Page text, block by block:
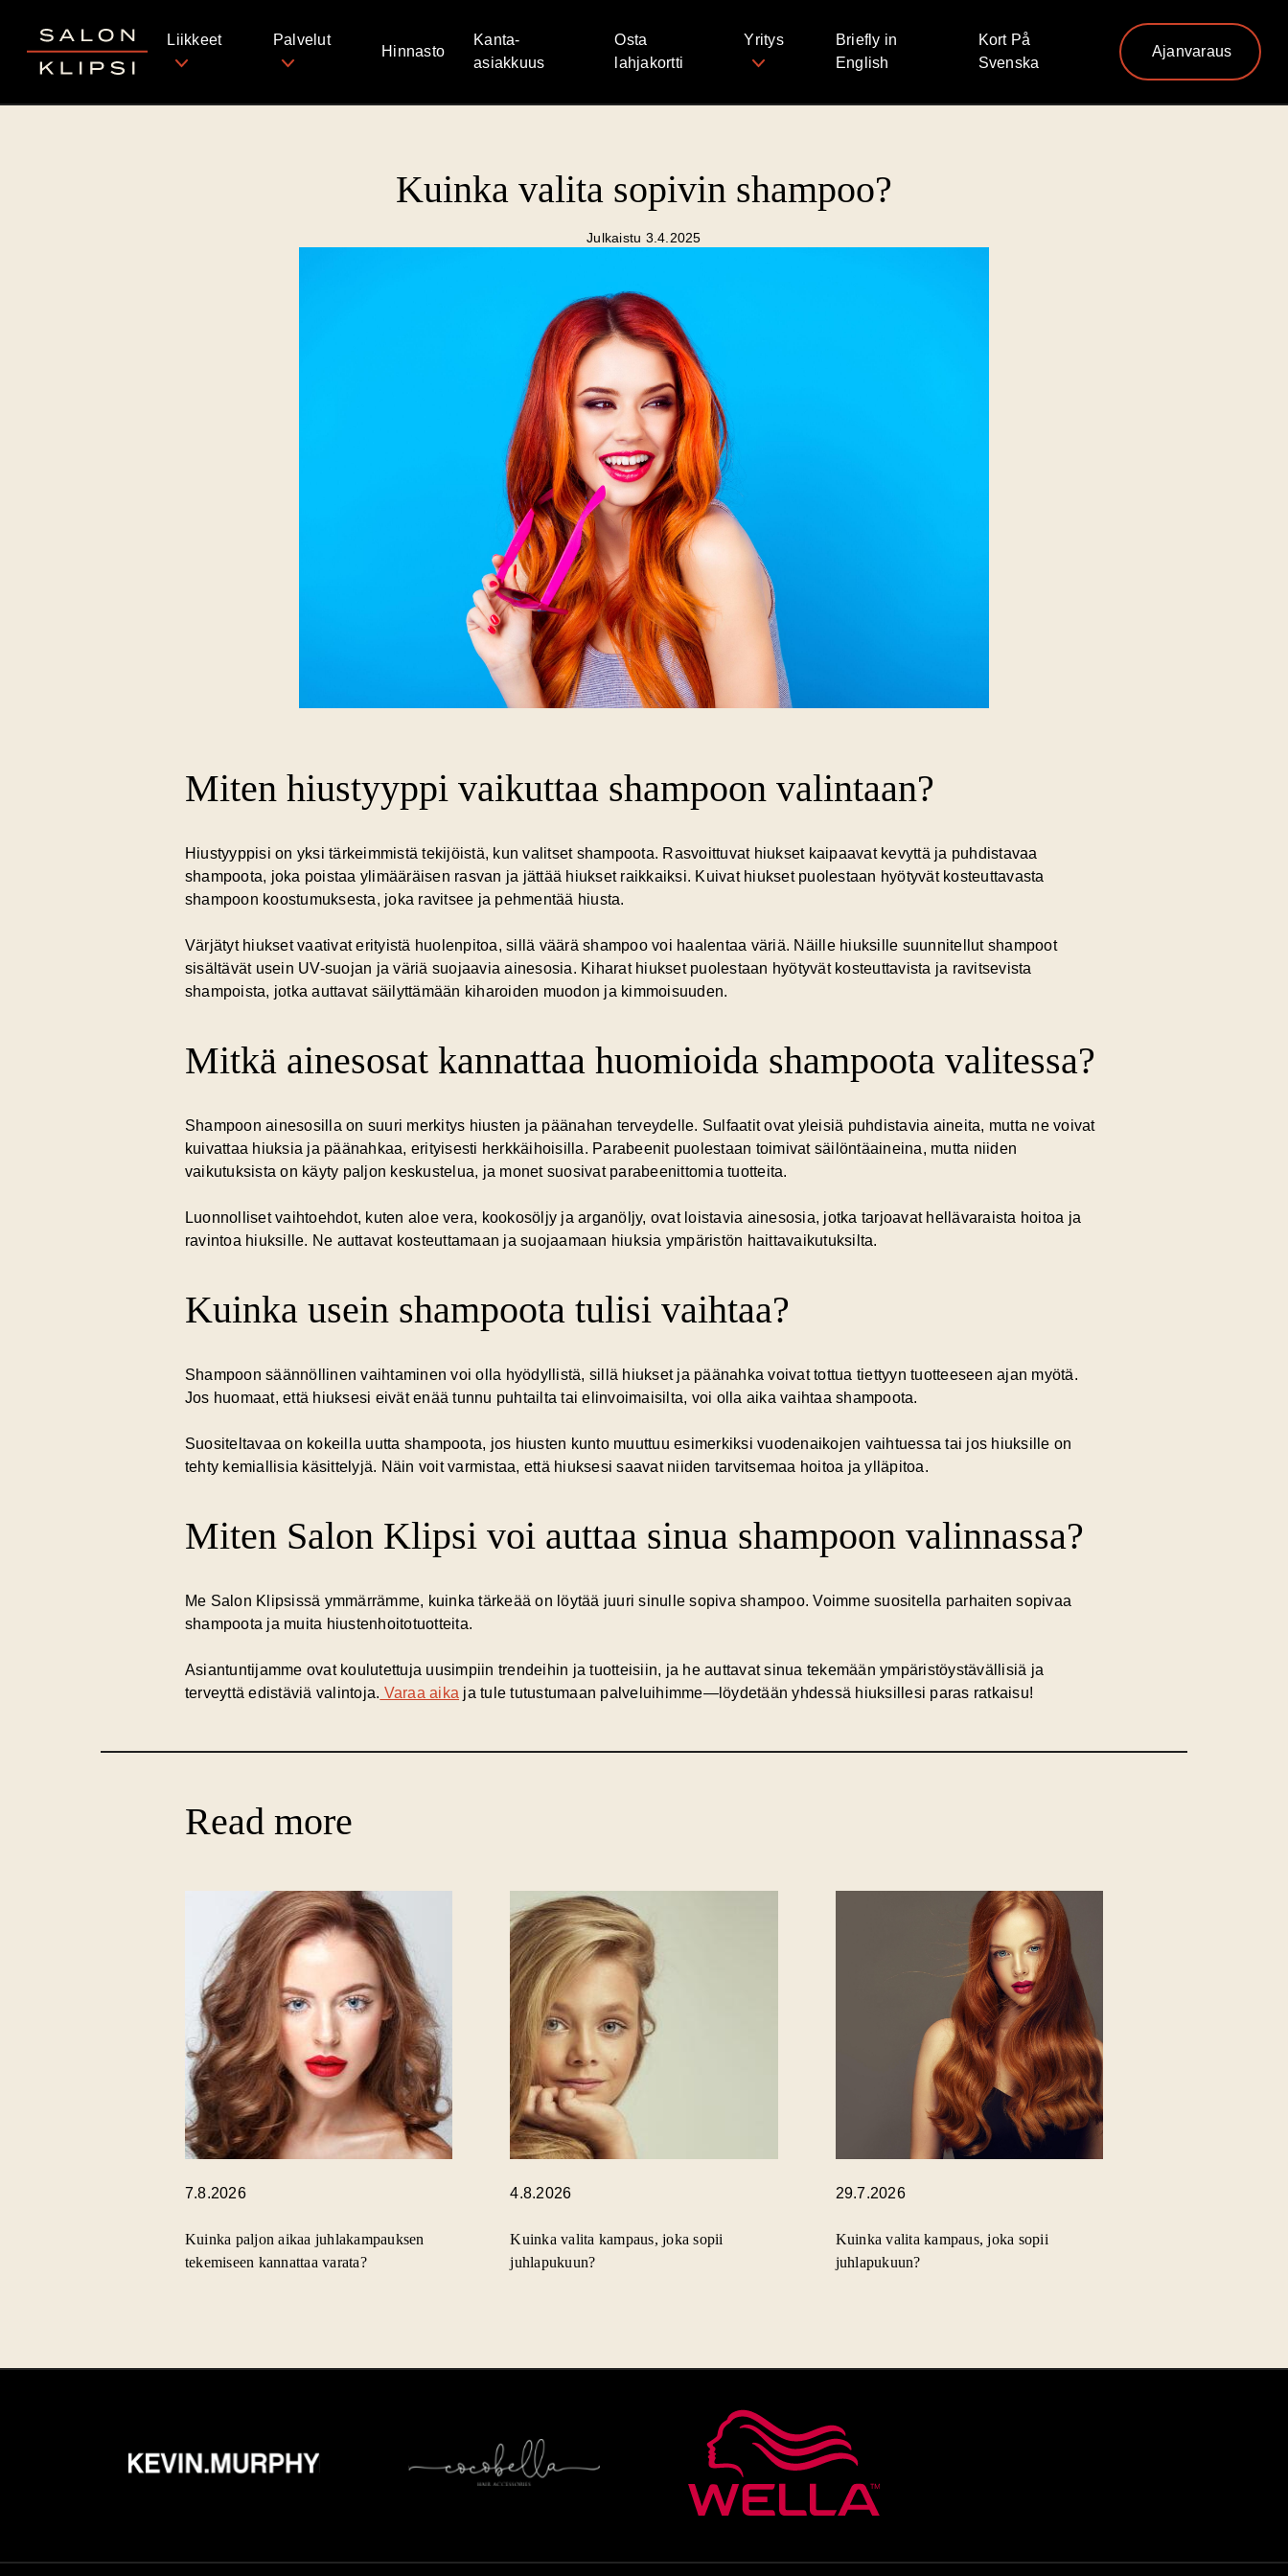
Salon Klipsi
Liikkeet Palvelut
Hinnasto
Kanta-
asiakkuus
Osta
lahjakortti
Yritys
Briefly in
English
Kort På
Svenska
Ajanvaraus
Kuinka valita sopivin shampoo?
Julkaistu 3.4.2025
Miten hiustyyppi vaikuttaa shampoon valintaan?
Hiustyyppisi on yksi tärkeimmistä tekijöistä, kun valitset shampoota. Rasvoittuvat hiukset kaipaavat kevyttä ja puhdistavaa
shampoota, joka poistaa ylimääräisen rasvan ja jättää hiukset raikkaiksi. Kuivat hiukset puolestaan hyötyvät kosteuttavasta
shampoon koostumuksesta, joka ravitsee ja pehmentää hiusta.
Värjätyt hiukset vaativat erityistä huolenpitoa, sillä väärä shampoo voi haalentaa väriä. Näille hiuksille suunnitellut shampoot
sisältävät usein UV-suojan ja väriä suojaavia ainesosia. Kiharat hiukset puolestaan hyötyvät kosteuttavista ja ravitsevista
shampoista, jotka auttavat säilyttämään kiharoiden muodon ja kimmoisuuden.
Mitkä ainesosat kannattaa huomioida shampoota valitessa?
Shampoon ainesosilla on suuri merkitys hiusten ja päänahan terveydelle. Sulfaatit ovat yleisiä puhdistavia aineita, mutta ne voivat
kuivattaa hiuksia ja päänahkaa, erityisesti herkkäihoisilla. Parabeenit puolestaan toimivat säilöntäaineina, mutta niiden
vaikutuksista on käyty paljon keskustelua, ja monet suosivat parabeenittomia tuotteita.
Luonnolliset vaihtoehdot, kuten aloe vera, kookosöljy ja arganöljy, ovat loistavia ainesosia, jotka tarjoavat hellävaraista hoitoa ja
ravintoa hiuksille. Ne auttavat kosteuttamaan ja suojaamaan hiuksia ympäristön haittavaikutuksilta.
Kuinka usein shampoota tulisi vaihtaa?
Shampoon säännöllinen vaihtaminen voi olla hyödyllistä, sillä hiukset ja päänahka voivat tottua tiettyyn tuotteeseen ajan myötä.
Jos huomaat, että hiuksesi eivät enää tunnu puhtailta tai elinvoimaisilta, voi olla aika vaihtaa shampoota.
Suositeltavaa on kokeilla uutta shampoota, jos hiusten kunto muuttuu esimerkiksi vuodenaikojen vaihtuessa tai jos hiuksille on
tehty kemiallisia käsittelyjä. Näin voit varmistaa, että hiuksesi saavat niiden tarvitsemaa hoitoa ja ylläpitoa.
Miten Salon Klipsi voi auttaa sinua shampoon valinnassa?
Me Salon Klipsissä ymmärrämme, kuinka tärkeää on löytää juuri sinulle sopiva shampoo. Voimme suositella parhaiten sopivaa
shampoota ja muita hiustenhoitotuotteita.
Asiantuntijamme ovat koulutettuja uusimpiin trendeihin ja tuotteisiin, ja he auttavat sinua tekemään ympäristöystävällisiä ja
terveyttä edistäviä valintoja. Varaa aika ja tule tutustumaan palveluihimme—löydetään yhdessä hiuksillesi paras ratkaisu!
Read more
7.8.2026
Kuinka paljon aikaa juhlakampauksen
tekemiseen kannattaa varata?
4.8.2026
Kuinka valita kampaus, joka sopii
juhlapukuun?
29.7.2026
Kuinka valita kampaus, joka sopii
juhlapukuun?